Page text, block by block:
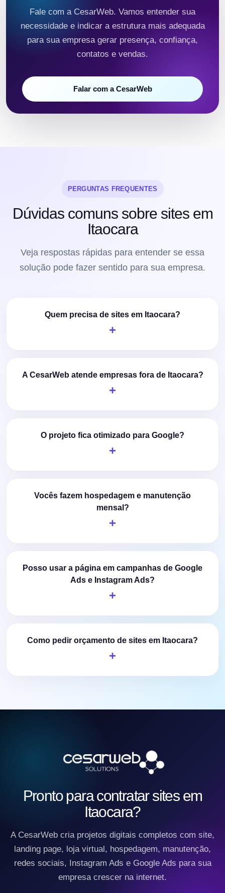
Fale com a CesarWeb. Vamos entender sua
necessidade e indicar a estrutura mais adequada
para sua empresa gerar presença, confiança,
contatos e vendas.
Falar com a CesarWeb
PERGUNTAS FREQUENTES
Dúvidas comuns sobre sites em
Itaocara
Veja respostas rápidas para entender se essa
solução pode fazer sentido para sua empresa.
Quem precisa de sites em Itaocara?
A CesarWeb atende empresas fora de Itaocara?
O projeto fica otimizado para Google?
Vocês fazem hospedagem e manutenção
mensal?
Posso usar a página em campanhas de Google
Ads e Instagram Ads?
Como pedir orçamento de sites em Itaocara?
Pronto para contratar sites em
Itaocara?
A CesarWeb cria projetos digitais completos com site,
landing page, loja virtual, hospedagem, manutenção,
redes sociais, Instagram Ads e Google Ads para sua
empresa crescer na internet.